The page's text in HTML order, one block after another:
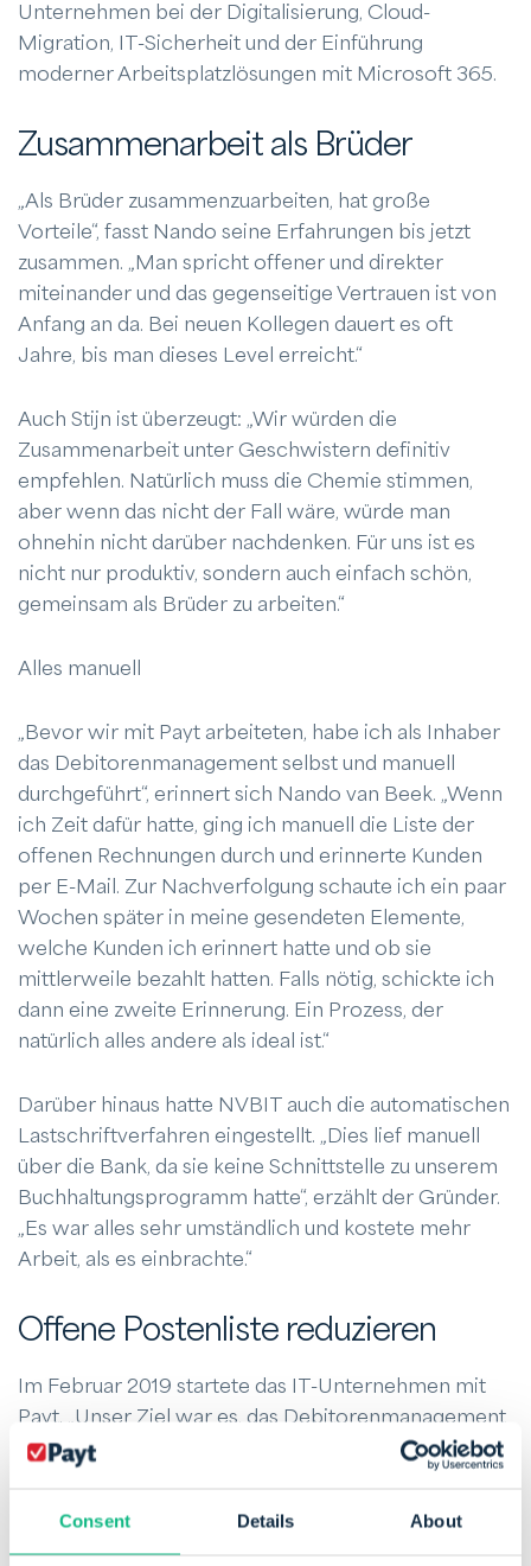
Consent Details About
Unternehmen bei der Digitalisierung, Cloud-
Migration, IT-Sicherheit und der Einführung
moderner Arbeitsplatzlösungen mit Microsoft 365.
Zusammenarbeit als Brüder
„Als Brüder zusammenzuarbeiten, hat große
Vorteile“, fasst Nando seine Erfahrungen bis jetzt
zusammen. „Man spricht offener und direkter
miteinander und das gegenseitige Vertrauen ist von
Anfang an da. Bei neuen Kollegen dauert es oft
Jahre, bis man dieses Level erreicht.“
Auch Stijn ist überzeugt: „Wir würden die
Zusammenarbeit unter Geschwistern definitiv
empfehlen. Natürlich muss die Chemie stimmen,
aber wenn das nicht der Fall wäre, würde man
ohnehin nicht darüber nachdenken. Für uns ist es
nicht nur produktiv, sondern auch einfach schön,
gemeinsam als Brüder zu arbeiten.“
Alles manuell
„Bevor wir mit Payt arbeiteten, habe ich als Inhaber
das Debitorenmanagement selbst und manuell
durchgeführt“, erinnert sich Nando van Beek. „Wenn
ich Zeit dafür hatte, ging ich manuell die Liste der
offenen Rechnungen durch und erinnerte Kunden
per E-Mail. Zur Nachverfolgung schaute ich ein paar
Wochen später in meine gesendeten Elemente,
welche Kunden ich erinnert hatte und ob sie
mittlerweile bezahlt hatten. Falls nötig, schickte ich
dann eine zweite Erinnerung. Ein Prozess, der
natürlich alles andere als ideal ist.“
Darüber hinaus hatte NVBIT auch die automatischen
Lastschriftverfahren eingestellt. „Dies lief manuell
über die Bank, da sie keine Schnittstelle zu unserem
Buchhaltungsprogramm hatte“, erzählt der Gründer.
„Es war alles sehr umständlich und kostete mehr
Arbeit, als es einbrachte.“
Offene Postenliste reduzieren
Im Februar 2019 startete das IT-Unternehmen mit
Payt. „Unser Ziel war es, das Debitorenmanagement
zu automatisieren und die Liste der offenen Posten
zu reduzieren.“ Auch ein besseres Kundenerlebnis
und eine bessere Kommunikation standen auf der